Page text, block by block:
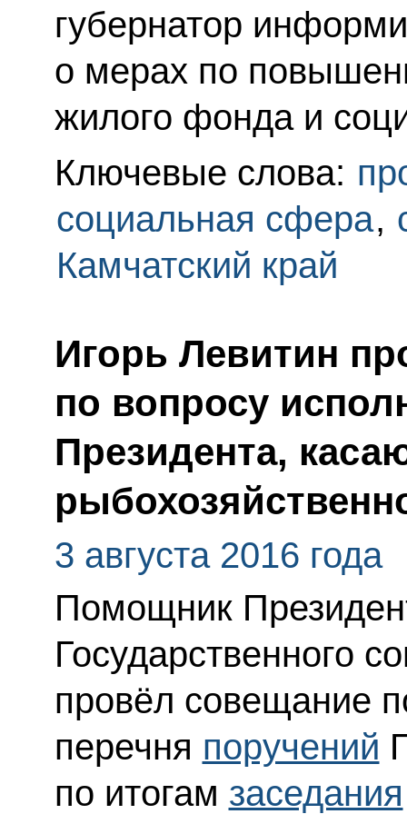
губернатор
о мерах по
жилого фонда и
Ключевые слова:
социальная сфера,
Камчатский край
Игорь Левитин
по вопросу
Президента,
3 августа 2016 года
Помощник
Государственного
провёл совещание
перечня поручений
по итогам заседания